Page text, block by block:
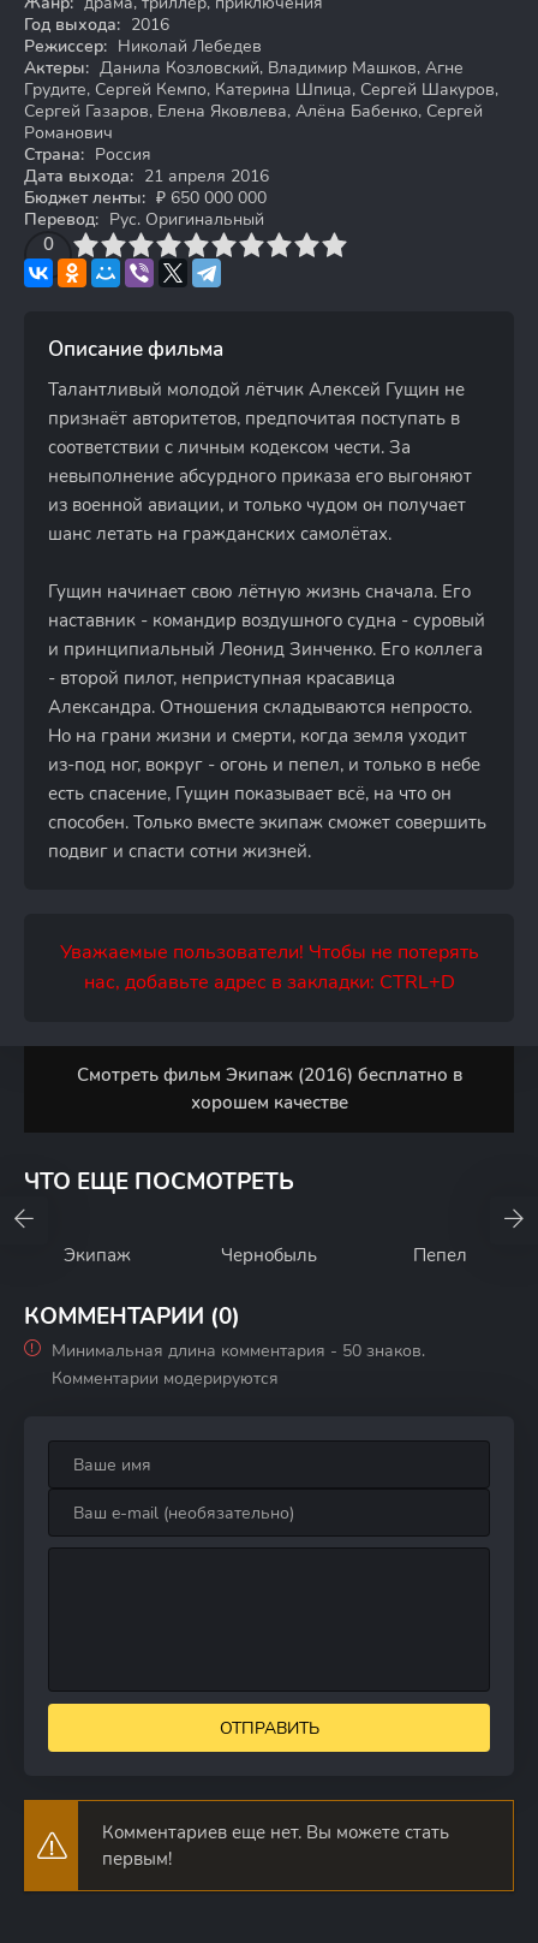
Год выхода: 2016
Режиссер: Николай Лебедев
Актеры: Данила Козловский, Владимир Машков, Агне
Грудите, Сергей Кемпо, Катерина Шпица, Сергей Шакуров,
Сергей Газаров, Елена Яковлева, Алёна Бабенко, Сергей
Романович
Страна: Россия
Дата выхода: 21 апреля 2016
Бюджет ленты: ₽ 650 000 000
Перевод: Рус. Оригинальный
0
4 6 7 8 9 10
Описание фильма
Талантливый молодой лётчик Алексей Гущин не
признаёт авторитетов, предпочитая поступать в
соответствии с личным кодексом чести. За
невыполнение абсурдного приказа его выгоняют
из военной авиации, и только чудом он получает
шанс летать на гражданских самолётах.
Гущин начинает свою лётную жизнь сначала. Его
наставник - командир воздушного судна - суровый
и принципиальный Леонид Зинченко. Его коллега
- второй пилот, неприступная красавица
Александра. Отношения складываются непросто.
Но на грани жизни и смерти, когда земля уходит
из-под ног, вокруг - огонь и пепел, и только в небе
есть спасение, Гущин показывает всё, на что он
способен. Только вместе экипаж сможет совершить
подвиг и спасти сотни жизней.
Уважаемые пользователи! Чтобы не потерять
нас, добавьте адрес в закладки: CTRL+D
Смотреть фильм Экипаж (2016) бесплатно в
хорошем качестве
ЧТО ЕЩЕ ПОСМОТРЕТЬ
Экипаж Чернобыль Пепел
КОММЕНТАРИИ (0)
Минимальная длина комментария - 50 знаков.
Комментарии модерируются
ОТПРАВИТЬ
Комментариев еще нет. Вы можете стать
первым!